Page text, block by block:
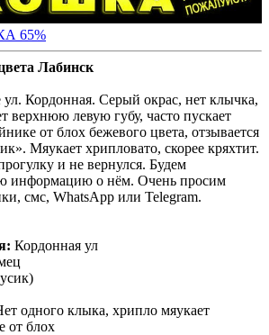
65%
Лабинск
Кордонная. Серый окрас, нет клычка,
верхнюю левую губу, часто пускает
от блох бежевого цвета, отзывается
Мяукает хрипловато, скорее кряхтит.
и не вернулся. Будем
информацию о нём. Очень просим
смс, WhatsApp или Telegram.
Кордонная ул
одного клыка, хрипло мяукает
от блох